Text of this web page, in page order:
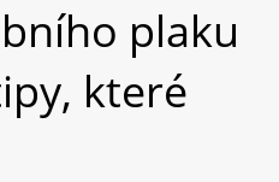
plaku
které